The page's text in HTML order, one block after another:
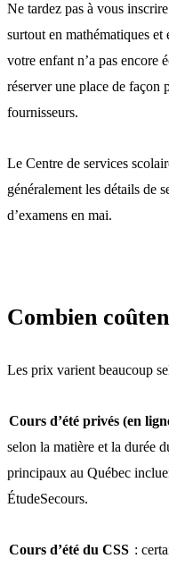
Ne tardez pas à vous
surtout en mathématiques
votre enfant n’a pas encore
réserver une place de façon
fournisseurs.
Le Centre de services
généralement les détails de
d’examens en mai.
Combien
Les prix varient beaucoup
Cours d’été privés (en
selon la matière et la durée
principaux au Québec
ÉtudeSecours.
Cours d’été du CSS :